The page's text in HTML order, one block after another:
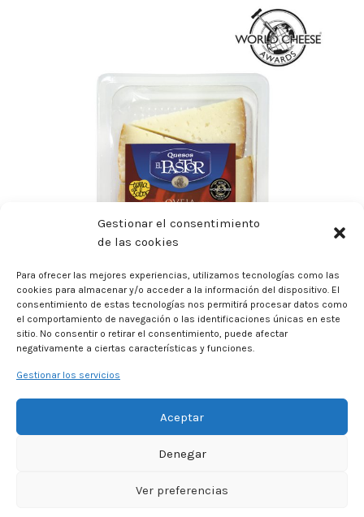
Gestionar el consentimiento
de las cookies
Para ofrecer las mejores experiencias, utilizamos tecnologías como las
cookies para almacenar y/o acceder a la información del dispositivo. El
consentimiento de estas tecnologías nos permitirá procesar datos como
el comportamiento de navegación o las identificaciones únicas en este
sitio. No consentir o retirar el consentimiento, puede afectar
negativamente a ciertas características y funciones.
Gestionar los servicios
Aceptar
Denegar
Ver preferencias
PRODUCTOS RELACIONADOS